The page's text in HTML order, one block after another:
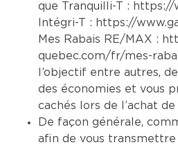
que Tranquilli-T : https://
Intégri-T : https://
Mes Rabais RE/MAX :
quebec.com/fr/mes-
l’objectif entre autres,
des économies et vous
cachés lors de l’achat
De façon générale,
afin de vous